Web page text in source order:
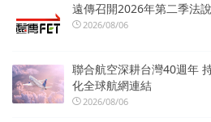
遠傳召開2026年第二季法
2026/08/06
聯合航空深耕台灣40週年
化全球航網連結
2026/08/06